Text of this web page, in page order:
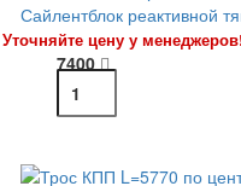
Сайлентблок реактивной
Уточняйте цену у
7400